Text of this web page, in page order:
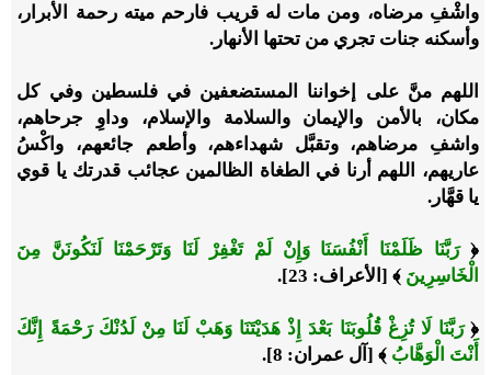
واشْفِ مرضاه، ومن مات له قريب فارحم ميته رحمة الأبرار،
وأسكنه جنات تجري من تحتها الأنهار.
اللهم منَّ على إخواننا المستضعفين في فلسطين وفي كل
مكان، بالأمن والإيمان والسلامة والإسلام، وداوِ جرحاهم،
واشفِ مرضاهم، وتقبَّل شهداءهم، وأطعم جائعهم، واكْسُ
عاريهم، اللهم أرنا في الطغاة الظالمين عجائب قدرتك يا قوي
يا قهَّار.
﴿رَبَّنَا ظَلَمْنَا أَنْفُسَنَا وَإِنْ لَمْ تَغْفِرْ لَنَا وَتَرْحَمْنَا لَنَكُونَنَّ مِنَ
الْخَاسِرِينَ ﴾ [الأعراف: 23].
﴿رَبَّنَا لَا تُزِغْ قُلُوبَنَا بَعْدَ إِذْ هَدَيْتَنَا وَهَبْ لَنَا مِنْ لَدُنْكَ رَحْمَةً إِنَّكَ
أَنْتَ الْوَهَّابُ ﴾ [آل عمران: 8].